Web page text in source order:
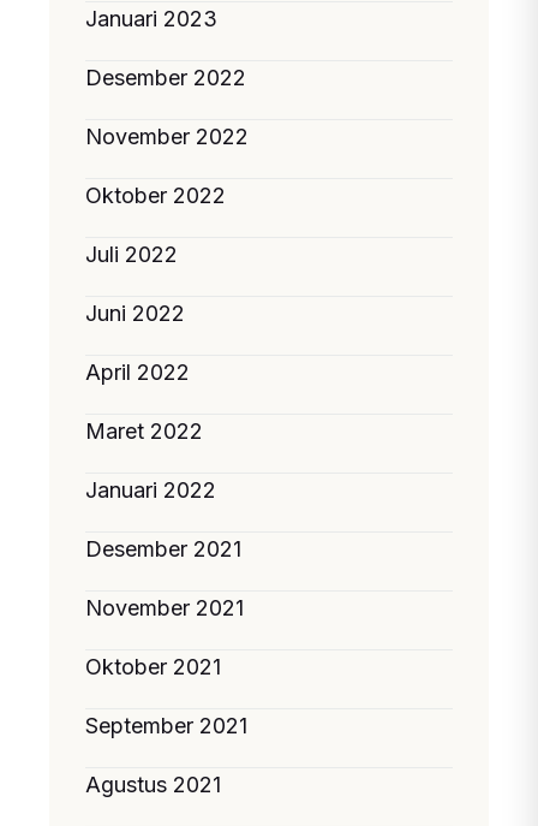
Januari 2023
Desember 2022
November 2022
Oktober 2022
Juli 2022
Juni 2022
April 2022
Maret 2022
Januari 2022
Desember 2021
November 2021
Oktober 2021
September 2021
Agustus 2021